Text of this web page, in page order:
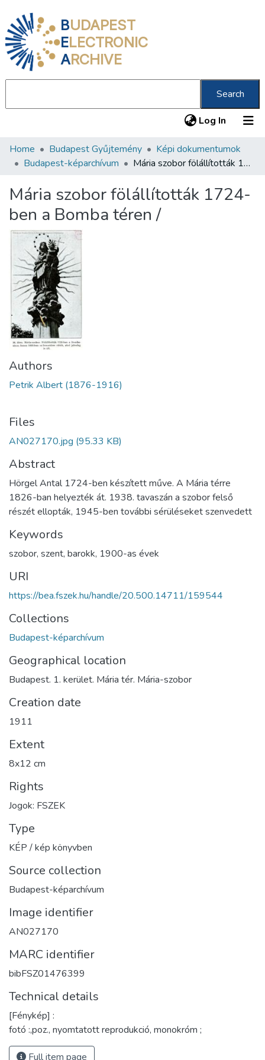
BUDAPEST
ELECTRONIC
ARCHIVE
Search
Log In (current)
Communities & Collections
Statistics
About us
Home Budapest Gyűjtemény
Képi dokumentumok
Budapest-képarchívum
Mária szobor fölállították 1724-ben a Bomba téren /
Mária szobor fölállították 1724-
ben a Bomba téren /
Authors
Petrik Albert (1876-1916)
Files
AN027170.jpg (95.33 KB)
Abstract
Hörgel Antal 1724-ben készített műve. A Mária térre
1826-ban helyezték át. 1938. tavaszán a szobor felső
részét ellopták, 1945-ben további sérüléseket szenvedett
Keywords
szobor, szent, barokk, 1900-as évek
URI
https://bea.fszek.hu/handle/20.500.14711/159544
Collections
Budapest-képarchívum
Geographical location
Budapest. 1. kerület. Mária tér. Mária-szobor
Creation date
1911
Extent
8x12 cm
Rights
Jogok: FSZEK
Type
KÉP / kép könyvben
Source collection
Budapest-képarchívum
Image identifier
AN027170
MARC identifier
bibFSZ01476399
Technical details
[Fénykép] :
fotó :,poz., nyomtatott reprodukció, monokróm ;
Full item page